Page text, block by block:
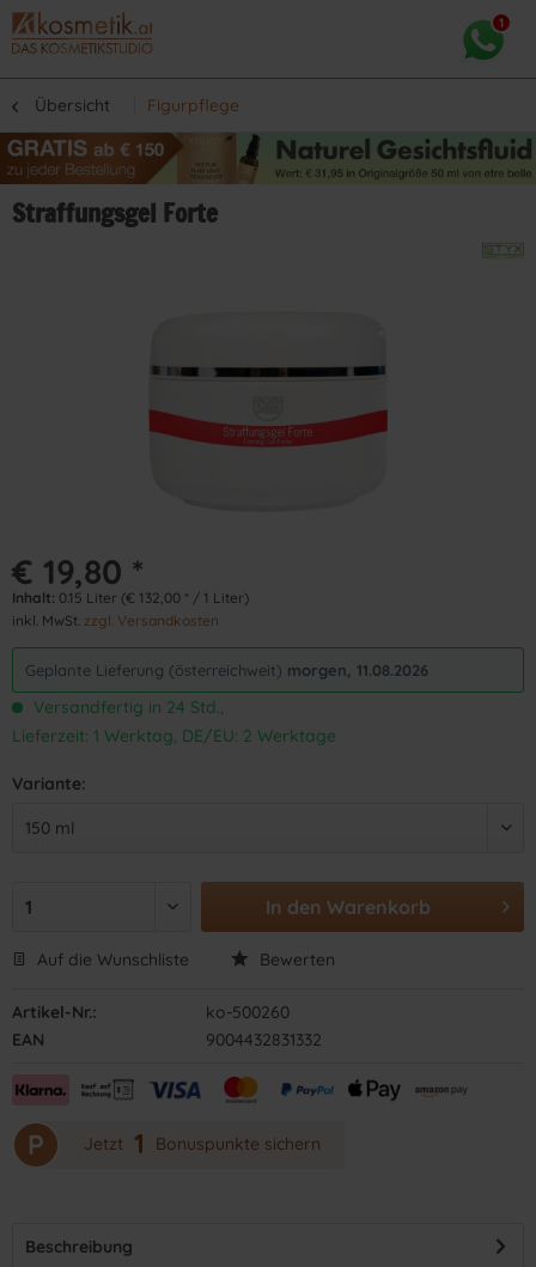
Übersicht Figurpflege
Straffungsgel Forte
€ 19,80 *
Inhalt: 0.15 Liter (€ 132,00 * / 1 Liter)
inkl. MwSt. zzgl. Versandkosten
Geplante Lieferung (österreichweit) morgen, 11.08.2026
Versandfertig in 24 Std.,
Lieferzeit: 1 Werktag, DE/EU: 2 Werktage
Variante:
In den Warenkorb
Auf die Wunschliste Bewerten
Artikel-Nr.:
ko-500260
EAN
9004432831332
P Jetzt 1 Bonuspunkte sichern
Beschreibung